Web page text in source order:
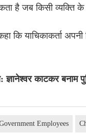
है जब किसी व्यक्ति
कि याचिकाकर्ता
काटकर बनाम
Employees